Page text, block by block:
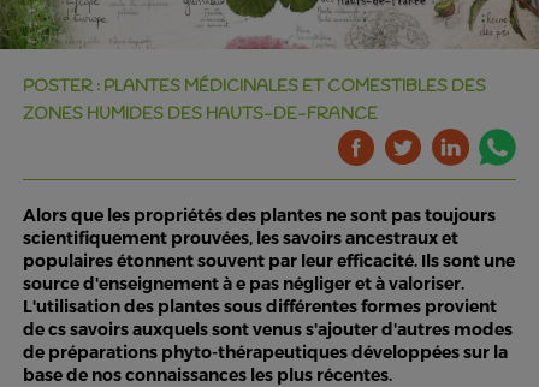
POSTER : PLANTES MÉDICINALES ET COMESTIBLES DES
ZONES HUMIDES DES HAUTS-DE-FRANCE
Alors que les propriétés des plantes ne sont pas toujours
scientifiquement prouvées, les savoirs ancestraux et
populaires étonnent souvent par leur efficacité. Ils sont une
source d'enseignement à e pas négliger et à valoriser.
L'utilisation des plantes sous différentes formes provient
de cs savoirs auxquels sont venus s'ajouter d'autres modes
de préparations phyto-thérapeutiques développées sur la
base de nos connaissances les plus récentes.